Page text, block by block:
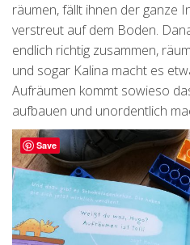
räumen, fällt ihnen der ganze
verstreut auf dem Boden.
endlich richtig zusammen,
und sogar Kalina macht es
Aufräumen kommt sowieso
aufbauen und unordentlich
Save